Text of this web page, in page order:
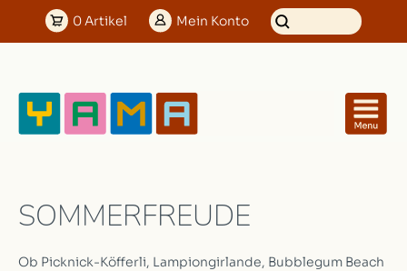
0Artikel Mein Konto
SOMMERFREUDE
Ob Picknick-Köfferli, Lampiongirlande, Bubblegum Beach